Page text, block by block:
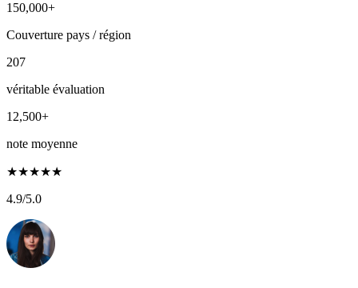
150,000+
Couverture pays / région
207
véritable évaluation
12,500+
note moyenne
★★★★★
4.9/5.0